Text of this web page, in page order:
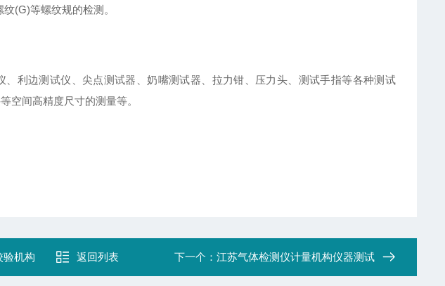
(G)等螺纹规的检测。
利边测试仪、尖点测试器、奶嘴测试器、拉力钳、压力头、测试手指等各种测试
空间高精度尺寸的测量等。
验机构 返回列表 下一个： 江苏气体检测仪计量机构仪器测试